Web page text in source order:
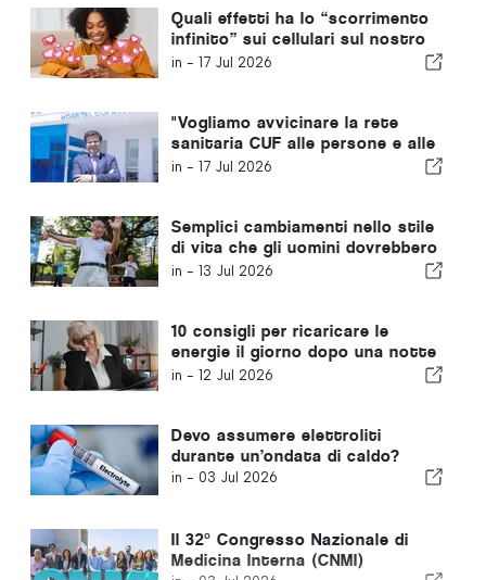
Quali effetti ha lo “scorrimento
infinito” sui cellulari sul nostro
cervello?
in - 17 Jul 2026
"Vogliamo avvicinare la rete
sanitaria CUF alle persone e alle
comunità che serviamo"
in - 17 Jul 2026
Semplici cambiamenti nello stile
di vita che gli uomini dovrebbero
adottare ogni dieci anni,
in - 13 Jul 2026
10 consigli per ricaricare le
energie il giorno dopo una notte
insonne
in - 12 Jul 2026
Devo assumere elettroliti
durante un’ondata di caldo?
in - 03 Jul 2026
Il 32° Congresso Nazionale di
Medicina Interna (CNMI)